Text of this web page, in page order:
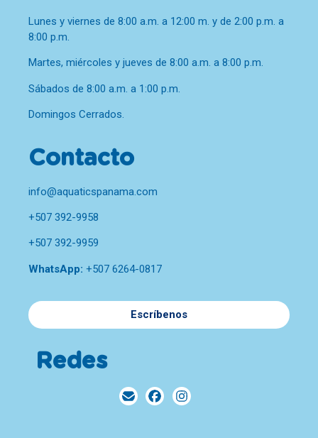
Lunes y viernes de 8:00 a.m. a 12:00 m. y de 2:00 p.m. a
8:00 p.m.
Martes, miércoles y jueves de 8:00 a.m. a 8:00 p.m.
Sábados de 8:00 a.m. a 1:00 p.m.
Domingos Cerrados.
Contacto
info@aquaticspanama.com
+507 392-9958
+507 392-9959
WhatsApp: +507 6264-0817
Escríbenos
Redes